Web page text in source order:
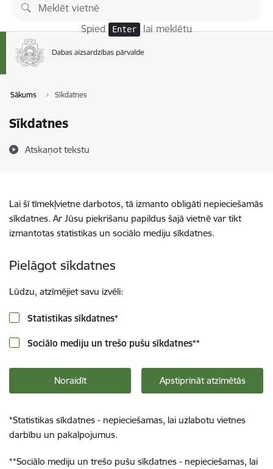
Pāriet uz lapas saturu
Spied Enter lai meklētu
Sākums Sīkdatnes
Sīkdatnes
Atskaņot tekstu
Lai šī tīmekļvietne darbotos, tā izmanto obligāti nepieciešamās
sīkdatnes. Ar Jūsu piekrišanu papildus šajā vietnē var tikt
izmantotas statistikas un sociālo mediju sīkdatnes.
Pielāgot sīkdatnes
Lūdzu, atzīmējiet savu izvēli:
Statistikas sīkdatnes*
Sociālo mediju un trešo pušu sīkdatnes**
Noraidīt Apstiprināt atzīmētās
*Statistikas sīkdatnes - nepieciešamas, lai uzlabotu vietnes
darbību un pakalpojumus.
**Sociālo mediju un trešo pušu sīkdatnes - nepieciešamas, lai